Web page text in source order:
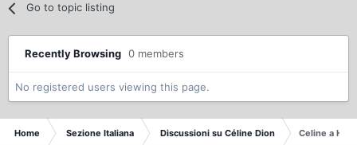
Go to topic listing
Recently Browsing 0 members
No registered users viewing this page.
Home Sezione Italiana Discussioni su Céline Dion Celine a Hit